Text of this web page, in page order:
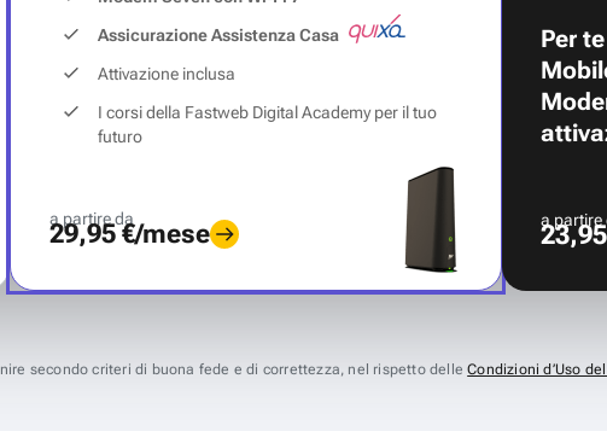
Assicurazione Assistenza Casa
Attivazione inclusa
I corsi della Fastweb Digital Academy per il tuo
futuro
a partire da
29,95 €/mese
Per
a
secondo criteri di buona fede e di correttezza, nel rispetto delleCondizioni d’Uso